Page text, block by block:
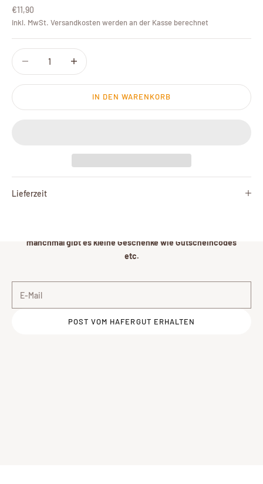
Angebot
€11,90
inkl. MwSt. Versandkosten werden an der Kasse berechnet
Anzahl verringernAnzahl erhöhen
IN DEN WARENKORB
Lieferzeit
Newsletter
Post von Victoria
Gerne schicke ich Euch einmal im Monat Post vom
manchmal gibt es kleine Geschenke wie Gutscheincodes
etc.
POST VOM HAFERGUT ERHALTEN